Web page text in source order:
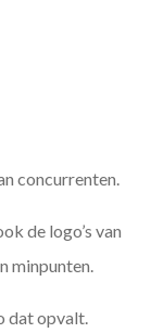
concurrenten.
de logo’s van
minpunten.
dat opvalt.